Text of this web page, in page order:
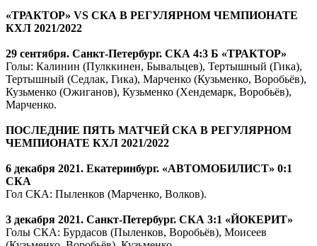
«ТРАКТОР» VS СКА В РЕГУЛЯРНОМ ЧЕМПИОНАТЕ
КХЛ 2021/2022
29 сентября. Санкт-Петербург. СКА 4:3 Б «ТРАКТОР»
Голы: Калинин (Пулккинен, Бывальцев), Тертышный (Гика),
Тертышный (Седлак, Гика), Марченко (Кузьменко, Воробьёв),
Кузьменко (Ожиганов), Кузьменко (Хендемарк, Воробьёв),
Марченко.
ПОСЛЕДНИЕ ПЯТЬ МАТЧЕЙ СКА В РЕГУЛЯРНОМ
ЧЕМПИОНАТЕ КХЛ 2021/2022
6 декабря 2021. Екатеринбург. «АВТОМОБИЛИСТ» 0:1
СКА
Гол СКА: Пыленков (Марченко, Волков).
3 декабря 2021. Санкт-Петербург. СКА 3:1 «ЙОКЕРИТ»
Голы СКА: Бурдасов (Пыленков, Воробьёв), Моисеев